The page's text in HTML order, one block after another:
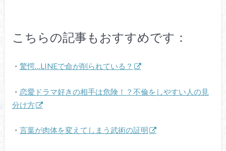
こちらの記事もおすすめです：
・ 驚愕…LINEで命が削られている？
・ 恋愛ドラマ好きの相手は危険！？不倫をしやすい人の見
分け方
・ 言葉が肉体を変えてしまう武術の証明